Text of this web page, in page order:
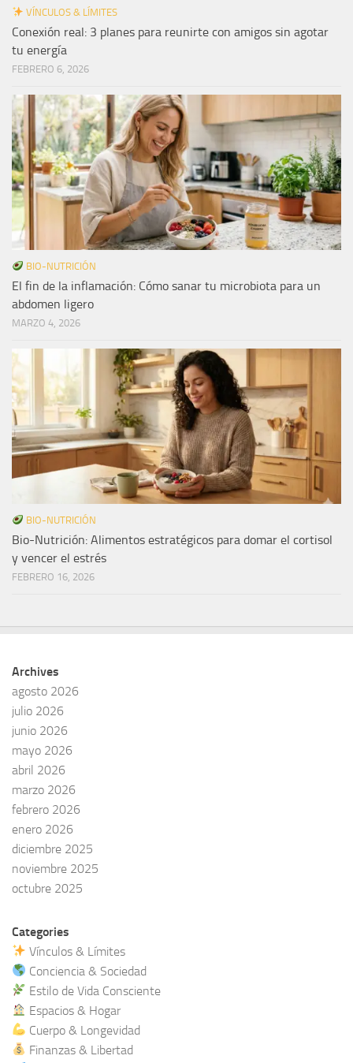
VÍNCULOS & LÍMITES
Conexión real: 3 planes para reunirte con amigos sin agotar
tu energía
FEBRERO 6, 2026
BIO-NUTRICIÓN
El fin de la inflamación: Cómo sanar tu microbiota para un
abdomen ligero
MARZO 4, 2026
BIO-NUTRICIÓN
Bio-Nutrición: Alimentos estratégicos para domar el cortisol
y vencer el estrés
FEBRERO 16, 2026
Archives
agosto 2026
julio 2026
junio 2026
mayo 2026
abril 2026
marzo 2026
febrero 2026
enero 2026
diciembre 2025
noviembre 2025
octubre 2025
Categories
Vínculos & Límites
Conciencia & Sociedad
Estilo de Vida Consciente
Espacios & Hogar
Cuerpo & Longevidad
Finanzas & Libertad